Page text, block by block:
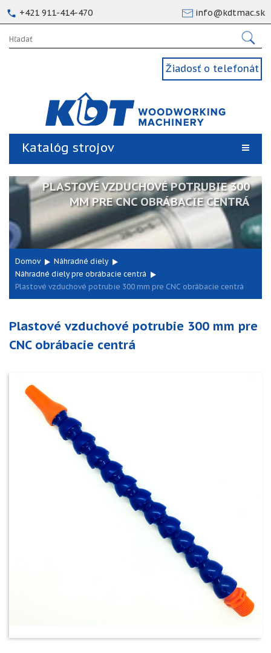
+421 911-414-470 info@kdtmac.sk
Žiadosť o telefonát
Katalóg strojov
PLASTOVÉ VZDUCHOVÉ POTRUBIE 300
MM PRE CNC OBRÁBACIE CENTRÁ
Domov
Náhradné diely
Náhradné diely pre obrábacie centrá
Plastové vzduchové potrubie 300 mm pre CNC obrábacie centrá
Plastové vzduchové potrubie 300 mm pre
CNC obrábacie centrá